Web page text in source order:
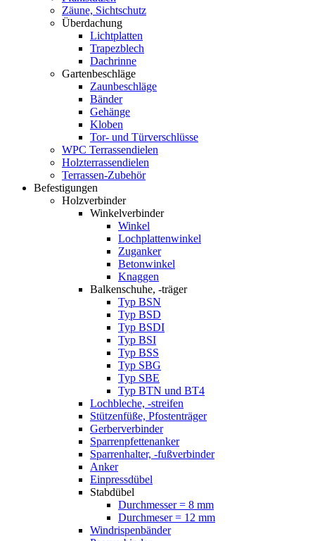
Zäune, Sichtschutz
Überdachung
Lichtplatten
Trapezblech
Dachrinne
Gartenbeschläge
Zaunbeschläge
Bänder
Gehänge
Kloben
Tor- und Türverschlüsse
WPC Terrassendielen
Holzterrassendielen
Terrassen-Zubehör
Befestigungen
Holzverbinder
Winkelverbinder
Winkel
Lochplattenwinkel
Zuganker
Betonwinkel
Knaggen
Balkenschuhe, -träger
Typ BSN
Typ BSD
Typ BSDI
Typ BSI
Typ BSS
Typ SBG
Typ SBE
Typ BTN und BT4
Lochbleche, -streifen
Stützenfüße, Pfostenträger
Gerberverbinder
Sparrenpfettenanker
Sparrenhalter, -fußverbinder
Anker
Einpressdübel
Stabdübel
Durchmesser = 8 mm
Durchmeser = 12 mm
Windrispenbänder